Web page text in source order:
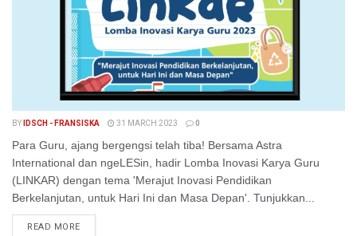
BY IDSCH - FRANSISKA 31 MARCH 2023 0
Para Guru, ajang bergengsi telah tiba! Bersama Astra
International dan ngeLESin, hadir Lomba Inovasi Karya Guru
(LINKAR) dengan tema 'Merajut Inovasi Pendidikan
Berkelanjutan, untuk Hari Ini dan Masa Depan'. Tunjukkan...
READ MORE